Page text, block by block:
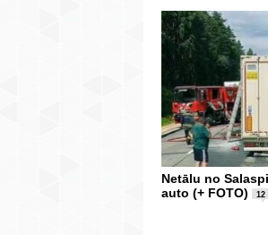
Netālu no
auto (+ FOTO)
12